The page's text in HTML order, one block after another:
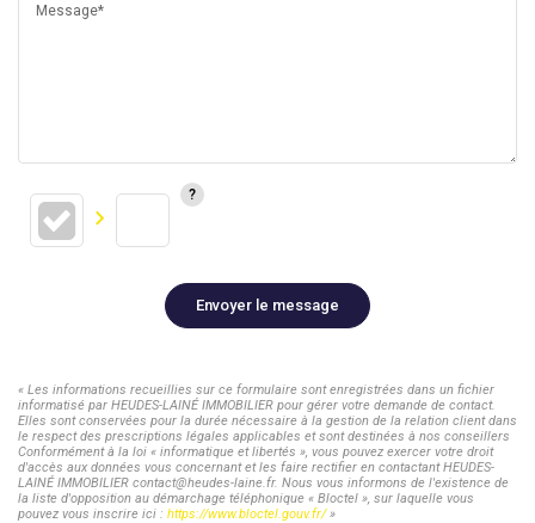
Message*
Envoyer le message
« Les informations recueillies sur ce formulaire sont enregistrées dans un fichier
informatisé par HEUDES-LAINÉ IMMOBILIER pour gérer votre demande de contact.
Elles sont conservées pour la durée nécessaire à la gestion de la relation client dans
le respect des prescriptions légales applicables et sont destinées à nos conseillers
Conformément à la loi « informatique et libertés », vous pouvez exercer votre droit
d'accès aux données vous concernant et les faire rectifier en contactant HEUDES-
LAINÉ IMMOBILIER contact@heudes-laine.fr. Nous vous informons de l'existence de
la liste d'opposition au démarchage téléphonique « Bloctel », sur laquelle vous
pouvez vous inscrire ici : https://www.bloctel.gouv.fr/»